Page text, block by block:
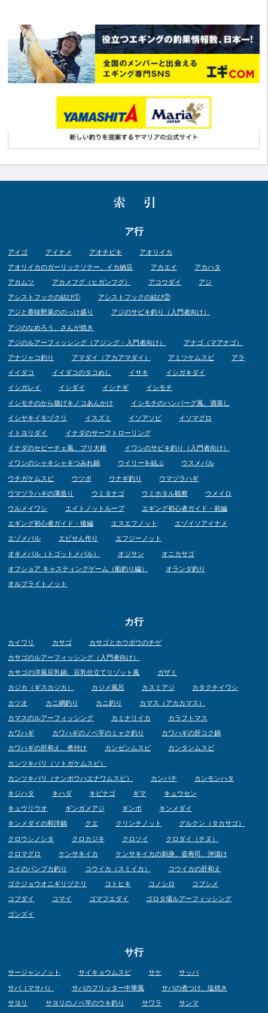
ア行
アイゴ アイナメ アオチビキ アオリイカ
アオリイカのガーリックソテー、イカ納豆 アカエイ アカハタ
アカムツ アカメフグ（ヒガンフグ） アコウダイ アジ
アシストフックの結び① アシストフックの結び②
アジと香味野菜ののっけ盛り アジのサビキ釣り（入門者向け）
アジのなめろう、さんが焼き
アジのルアーフィッシング（アジング・入門者向け） アナゴ（マアナゴ）
アナジャコ釣り アマダイ（アカアマダイ） アミツケムスビ アラ
イイダコ イイダコのタコめし イサキ イシガキダイ
イシガレイ イシダイ イシナギ イシモチ
イシモチのから揚げキノコあんかけ イシモチのハンバーグ風、酒蒸し
イシヤキイモヅクリ イスズミ イソアソビ イソマグロ
イトヨリダイ イナダのサーフトローリング
イナダのセビーチェ風、ブリ大根 イワシのサビキ釣り（入門者向け）
イワシのシャキシャキつみれ鍋 ウイリーを結ぶ ウスメバル
ウチガケムスビ ウツボ ウナギ釣り ウマヅラハギ
ウマヅラハギの薄造り ウミタナゴ ウミホタル観察 ウメイロ
ウルメイワシ エイトノットループ エギング初心者ガイド・前編
エギング初心者ガイド・後編 エスエフノット エゾイソアイナメ
エゾメバル エビせん作り エフジーノット
オキメバル（トゴットメバル） オジサン オニカサゴ
オフショア キャスティングゲーム（船釣り編） オランダ釣り
オルブライトノット
カ行
カイワリ カサゴ カサゴとホウボウのチゲ
カサゴのルアーフィッシング（入門者向け）
カサゴの洋風豆乳鍋、豆乳仕立てリゾット風 ガザミ
カジカ（ギスカジカ） カジメ風呂 カスミアジ カタクチイワシ
カツオ カニ網釣り カニ釣り カマス（アカカマス）
カマスのルアーフィッシング カミナリイカ カラフトマス
カワハギ カワハギのノベ竿のミャク釣り カワハギの肝コク鍋
カワハギの肝和え、煮付け カンゼンムスビ カンタンムスビ
カンツキバリ（ソトガケムスビ）
カンツキバリ（ナンポウハエナワムスビ） カンパチ カンモンハタ
キジハタ キハダ キビナゴ ギマ キュウセン
キュウリウオ ギンガメアジ ギンポ キンメダイ
キンメダイの和洋鍋 クエ クリンチノット グルクン（タカサゴ）
クロウシノシタ クロカジキ クロソイ クロダイ（チヌ）
クロマグロ ケンサキイカ ケンサキイカの刺身、姿寿司、沖漬け
コイのパンプカ釣り コウイカ（スミイカ） コウイカの肝和え
ゴクジョウオニギリヅクリ コトヒキ コノシロ コブシメ
コブダイ コマイ ゴマフエダイ ゴロタ場ルアーフィッシング
ゴンズイ
サ行
サージャンノット サイキョウムスビ サケ サッパ
サバ（マサバ） サバのフリッター中華風 サバの煮つけ、塩焼き
サヨリ サヨリのノベ竿のウキ釣り サワラ サンマ